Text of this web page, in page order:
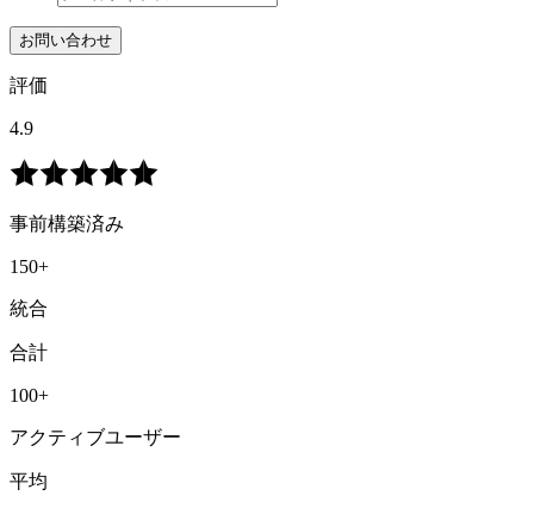
お問い合わせ
評価
4.9
事前構築済み
150+
統合
合計
100+
アクティブユーザー
平均